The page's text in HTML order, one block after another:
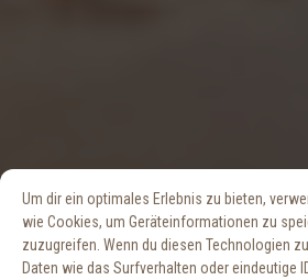
Um dir ein optimales Erlebnis zu bieten,
wie Cookies, um Geräteinformationen zu
zuzugreifen. Wenn du diesen Technologien
Daten wie das Surfverhalten oder eindeutige